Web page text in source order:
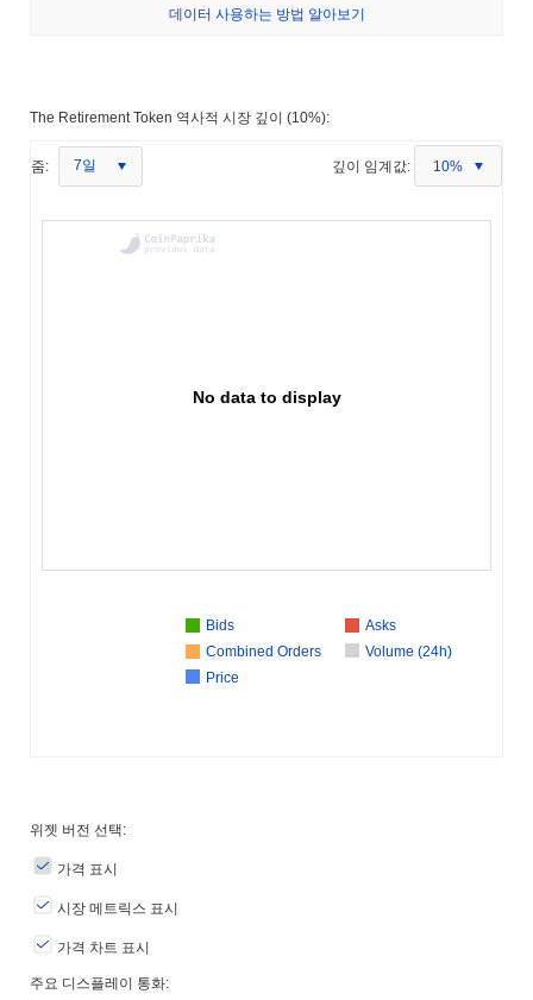
데이터 사용하는 방법 알아보기
The Retirement Token 역사적 시장 깊이 (10%):
줌: 7일 깊이 임계값: 10%
No data to display
Bids
Asks
Combined Orders
Volume (24h)
Price
위젯 버전 선택:
가격 표시
시장 메트릭스 표시
가격 차트 표시
주요 디스플레이 통화: